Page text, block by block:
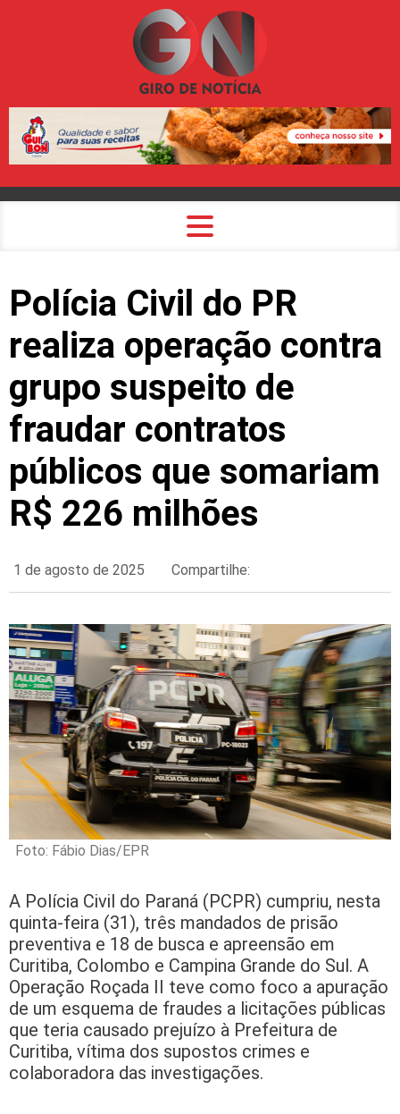
Polícia Civil do PR
realiza operação contra
grupo suspeito de
fraudar contratos
públicos que somariam
R$ 226 milhões
1 de agosto de 2025 Compartilhe:
Foto: Fábio Dias/EPR
A Polícia Civil do Paraná (PCPR) cumpriu, nesta
quinta-feira (31), três mandados de prisão
preventiva e 18 de busca e apreensão em
Curitiba, Colombo e Campina Grande do Sul. A
Operação Roçada II teve como foco a apuração
de um esquema de fraudes a licitações públicas
que teria causado prejuízo à Prefeitura de
Curitiba, vítima dos supostos crimes e
colaboradora das investigações.